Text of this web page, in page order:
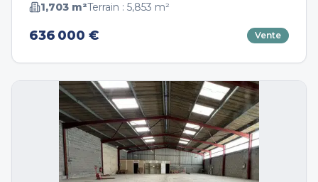
1,703 m²Terrain : 5,853 m²
636 000 € Vente